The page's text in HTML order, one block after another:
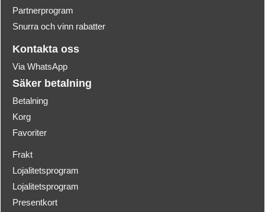
Partnerprogram
Snurra och vinn rabatter
Kontakta oss
Via WhatsApp
Säker betalning
Betalning
Korg
Favoriter
Frakt
Lojalitetsprogram
Lojalitetsprogram
Presentkort